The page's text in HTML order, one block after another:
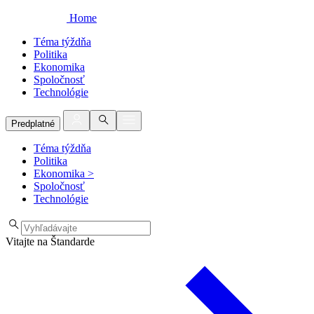
Home
Téma týždňa
Politika
Ekonomika
Spoločnosť
Technológie
Predplatné
Téma týždňa
Politika
Ekonomika >
Spoločnosť
Technológie
Vitajte na Štandarde